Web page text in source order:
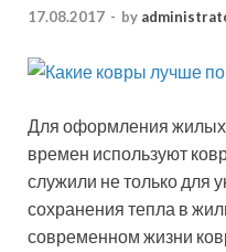
17.08.2017 - by
Для оформления
времен используют
служили не только для
сохранения тепла в
современном жизни